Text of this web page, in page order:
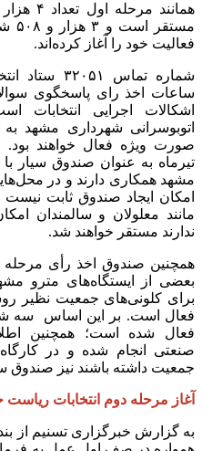
فعالیت خود را آغاز کرده‌اند.
شماره
ساعات اخذ رای پاسخگوی
اتوبوسرانی شهرداری مشهد
تیرماه به عنوان صندوق سیار
مشهد همکاری دارند و در
امکان ایجاد صندوق ثابت
مانند معلولان و سالمندان
ندارند مستقر خواهند شد.
همچنین صندوق اخذ رأی مرحله
بعضی از ایستگاه‌های مترو
برای کلونی‌های جمعیت نظیر
فعال است. بر این اساس سه
فعال شده است؛ همچنین
جمعیت داشته باشند نیز صندوق
آغاز مرحله دوم انتخابات‌
به گزارش خبرگزاری تسنیم از